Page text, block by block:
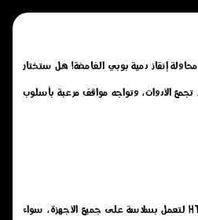
في مغامرة مشوّقة داخل مصنع ألعاب مهجور، حيث عليك النجاة لمدة 5 أيام كاملة ومحاولة إنقاذ دمية بوبي الغامضة! هل ستختار
الأدوات، وتواجه مواقف مرعبة بأسلوب
إلعب الآن لعبة مغامرة بوبي والهروب من هاجي ووجي الجديدة اون لاين مجانًا بدون تحميل أو تثبيت أو تنزيل, تم تطويرها بتقنية HTML5 لتعمل بسلاسة على جميع الأجهزة، سواء